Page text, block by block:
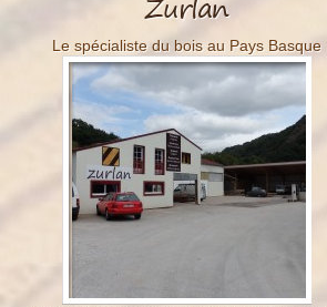
Le spécialiste du bois au Pays Basque